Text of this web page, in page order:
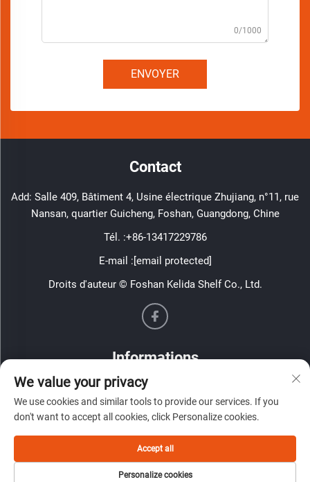
0/1000
ENVOYER
Contact
Add: Salle 409, Bâtiment 4, Usine électrique Zhujiang, n°11, rue
Nansan, quartier Guicheng, Foshan, Guangdong, Chine
Tél. :+86-13417229786
E-mail : [email protected]
Droits d'auteur © Foshan Kelida Shelf Co., Ltd.
Informations
Inscrivez-vous pour recevoir notre newsletter hebdomadaire
ENVOYER
We value your privacy
We use cookies and similar tools to provide our services. If you
don't want to accept all cookies, click Personalize cookies.
Personalize cookies
Accept all